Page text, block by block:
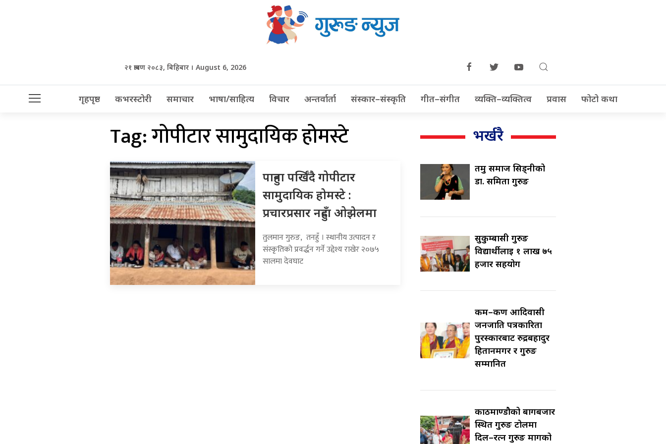
२१ श्रावण २०८३, बिहिबार । August 6, 2026
गृहपृष्ठ कभरस्टोरी समाचार भाषा/साहित्य विचार अन्तर्वार्ता संस्कार–संस्कृति गीत–संगीत व्यक्ति–व्यक्तित्व प्रवास फोटो कथा
Tag:गोपीटार सामुदायिक होमस्टे
पाहुना पर्खिँदै गोपीटार
सामुदायिक होमस्टे :
प्रचारप्रसार नहुँदा ओझेलमा
तुलमान गुरुङ, तनहुँ । स्थानीय उत्पादन र
संस्कृतिको प्रवर्द्धन गर्ने उद्देश्य राखेर २०७५
सालमा देवघाट
भर्खरै
तमु समाज सिड्नीको
डा. समिता गुरुङ
सुकुम्बासी गुरुङ
विद्यार्थीलाई १ लाख ७५
हजार सहयोग
कर्म–कर्ण आदिवासी
जनजाति पत्रकारिता
पुरस्कारबाट रुद्रबहादुर
हितानमगर र गुरुङ
सम्मानित
काठमाण्डौको बागबजार
स्थित गुरुङ टोलमा
दिल–रत्न गुरुङ मार्गको